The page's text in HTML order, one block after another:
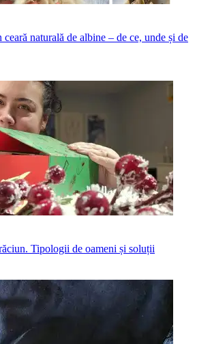
naturală de albine – de ce, unde și de
Tipologii de oameni și soluții